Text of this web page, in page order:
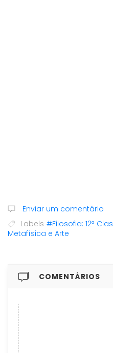
Enviar um comentário
Labels #Filosofia: 12ª
Metafísica e Arte
COMENTÁRIOS